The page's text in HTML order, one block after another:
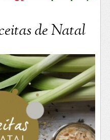
de Natal